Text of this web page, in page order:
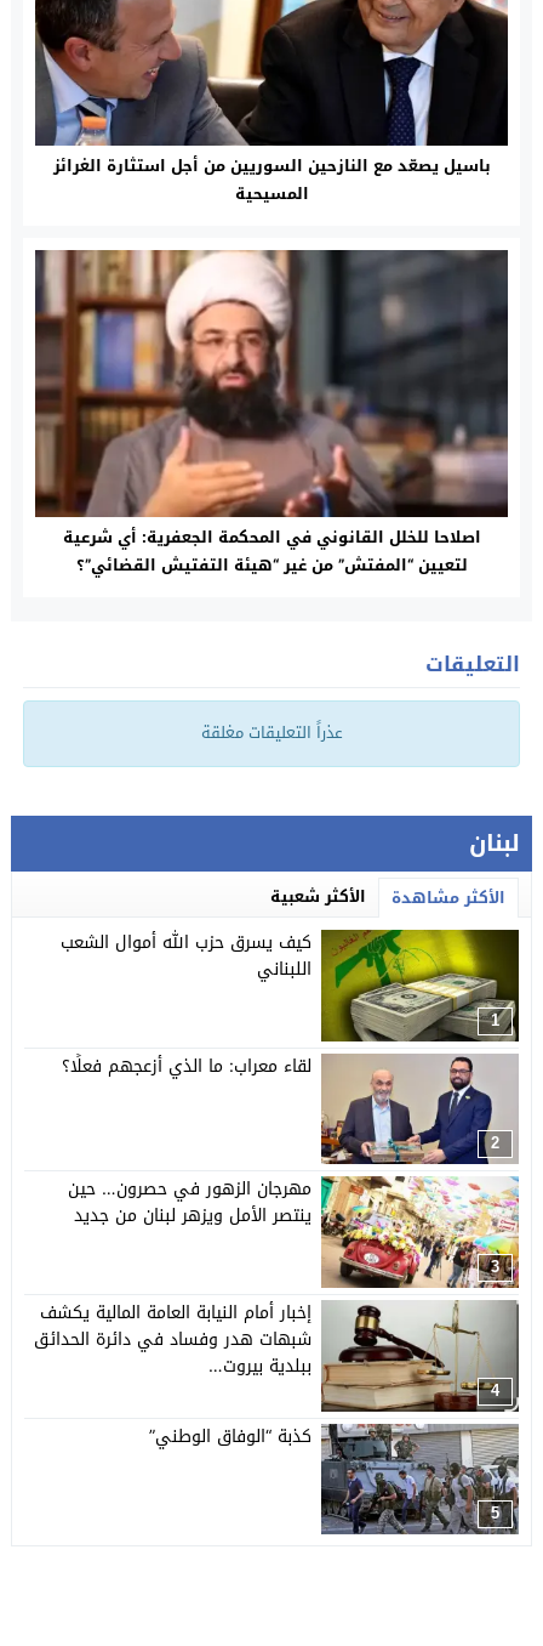
باسيل يصعّد مع النازحين السوريين من أجل استثارة الغرائز
المسيحية
اصلاحا للخلل القانوني في المحكمة الجعفرية: أي شرعية
لتعيين “المفتش” من غير “هيئة التفتيش القضائي”؟
التعليقات
عذراً التعليقات مغلقة
لبنان
الأكثر مشاهدة الأكثر شعبية
1
كيف يسرق حزب الله أموال الشعب
اللبناني
2
لقاء معراب: ما الذي أزعجهم فعلًا؟
3
مهرجان الزهور في حصرون… حين
ينتصر الأمل ويزهر لبنان من جديد
4
إخبار أمام النيابة العامة المالية يكشف
شبهات هدر وفساد في دائرة الحدائق
ببلدية بيروت…
5
كذبة “الوفاق الوطني”